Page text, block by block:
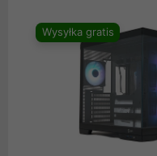
Wysyłka gratis